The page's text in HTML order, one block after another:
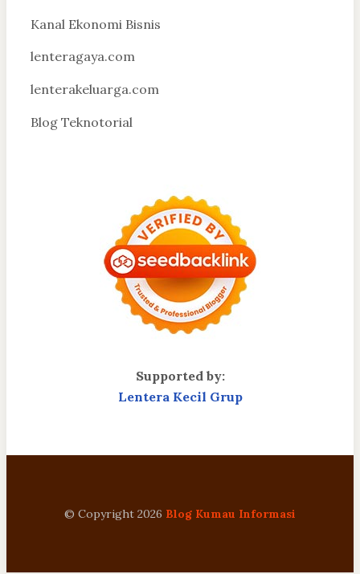
Kanal Ekonomi Bisnis
lenteragaya.com
lenterakeluarga.com
Blog Teknotorial
Supported by:
Lentera Kecil Grup
© Copyright 2026 Blog Kumau Informasi